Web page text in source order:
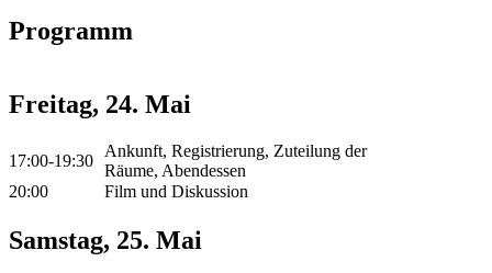
Programm
Freitag, 24. Mai
17:00-19:30
Ankunft, Registrierung, Zuteilung der
Räume, Abendessen
20:00
Film und Diskussion
Samstag, 25. Mai